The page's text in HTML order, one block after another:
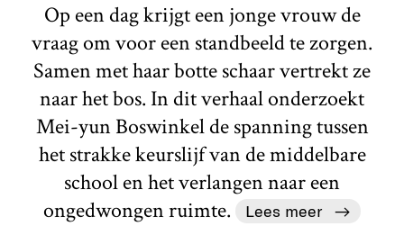
Op een dag krijgt een jonge vrouw de
vraag om voor een standbeeld te zorgen.
Samen met haar botte schaar vertrekt ze
naar het bos. In dit verhaal onderzoekt
Mei-yun Boswinkel de spanning tussen
het strakke keurslijf van de middelbare
school en het verlangen naar een
ongedwongen ruimte.
Lees meer